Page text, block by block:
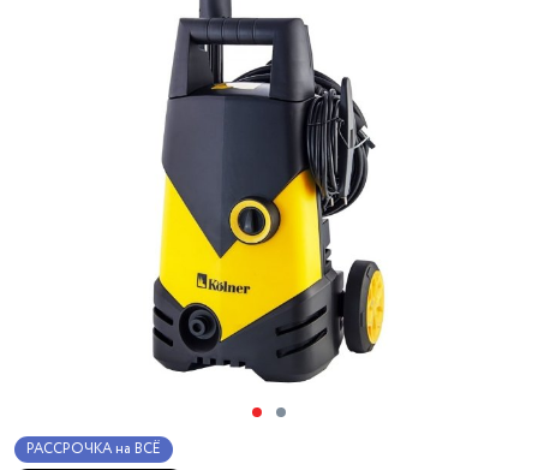
РАССРОЧКА на ВСЁ